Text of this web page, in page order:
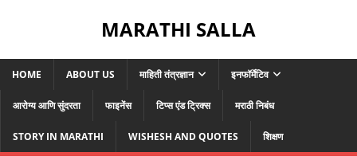
MARATHI SALLA
HOME ABOUT US माहिती तंत्रज्ञान इनफॉर्मेटिव
आरोग्य आणि सुंदरता फाइनेंस टिप्स एंड ट्रिक्स मराठी निबंध
STORY IN MARATHI WISHESH AND QUOTES शिक्षण